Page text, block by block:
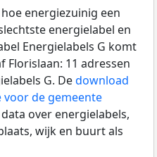
energiezuinig een
energielabel en
Energielabels G komt
Florislaan: 11 adressen
G. Dedownload
de gemeente
over energielabels,
wijk en buurt als